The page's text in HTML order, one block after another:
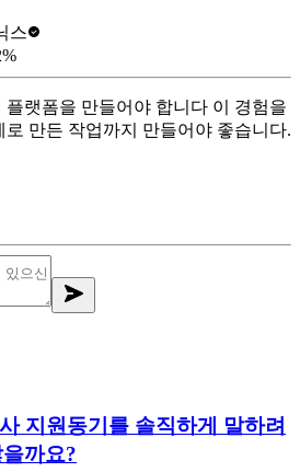
스
%
플랫폼을 만들어야 합니다 이 경험을
로 만든 작업까지 만들어야 좋습니다.
지원동기를 솔직하게 말하려
까요?